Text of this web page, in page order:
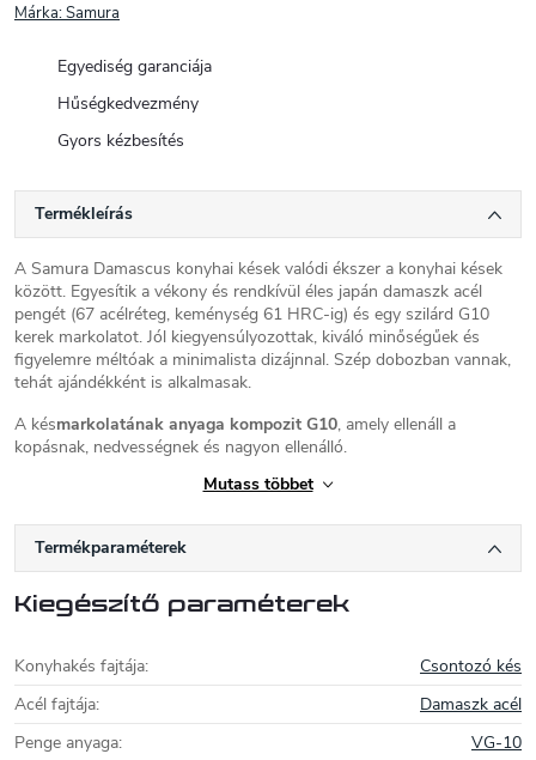
Márka:Samura
Egyediség garanciája
Hűségkedvezmény
Gyors kézbesítés
Termékleírás
A Samura Damascus konyhai kések valódi ékszer a konyhai kések
között. Egyesítik a vékony és rendkívül éles japán damaszk acél
pengét (67 acélréteg, keménység 61 HRC-ig) és egy szilárd G10
kerek markolatot. Jól kiegyensúlyozottak, kiváló minőségűek és
figyelemre méltóak a minimalista dizájnnal. Szép dobozban vannak,
tehát ajándékként is alkalmasak.
A késmarkolatának anyaga kompozit G10, amely ellenáll a
kopásnak, nedvességnek és nagyon ellenálló.
egy darab japán damaszk acél, sima szélű, 16,5 cm hosszú.
Karbantartás:Javasoljuk kézben mosogatni, langyos vízben,
mosogatószerrel, a kések nem alkalmasak mosogatógépbe.
Samura kések
gyártója, amely korábban a Mcusta márkával
együttműködve gyártott késeket. A Samura
2010 óta saját márkanév alatt gyárt késeket.
Samura konyhakések
konyhakések fúzióját képviselik. A hagyományos japán késekhez
Mutass többet
Termékparaméterek
Kiegészítő paraméterek
Konyhakés fajtája:
Csontozó kés
Acél fajtája:
Damaszk acél
Penge anyaga:
VG-10